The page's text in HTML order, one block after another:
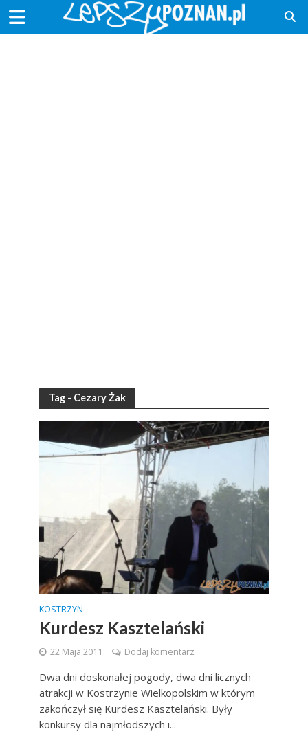
Tag - Cezary Żak
KOSTRZYN
Kurdesz Kasztelański
22 Maja 2011 Dodaj komentarz
Dwa dni doskonałej pogody, dwa dni licznych
atrakcji w Kostrzynie Wielkopolskim w którym
zakończył się Kurdesz Kasztelański. Były
konkursy dla najmłodszych i...